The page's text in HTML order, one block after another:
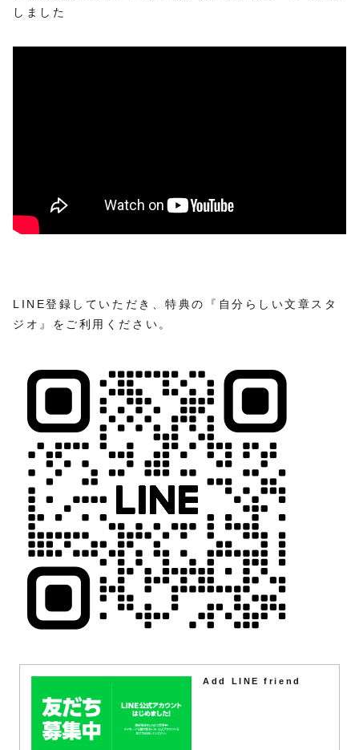
しました
LINE登録していただき、特典の『自分らしい文章スタ
ジオ』をご利用ください。
Add LINE friend